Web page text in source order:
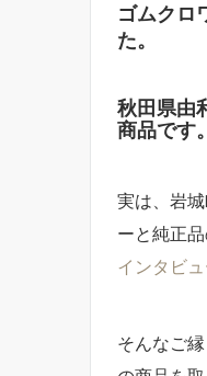
ゴムクロ
た。
秋田県由
商品です。
実は、岩
ーと純正
インタビ
そんなご